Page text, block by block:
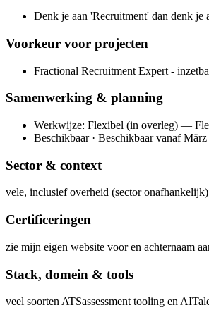
Denk je aan 'Recruitment' dan denk je
Voorkeur voor projecten
Fractional Recruitment Expert -
Samenwerking & planning
Werkwijze: Flexibel (in overleg) —
Beschikbaar · Beschikbaar vanaf
Sector & context
vele, inclusief overheid (sector onafhankelijk)
Certificeringen
zie mijn eigen website voor en achternaam
Stack, domein & tools
veel soorten ATSassessment tooling en AI